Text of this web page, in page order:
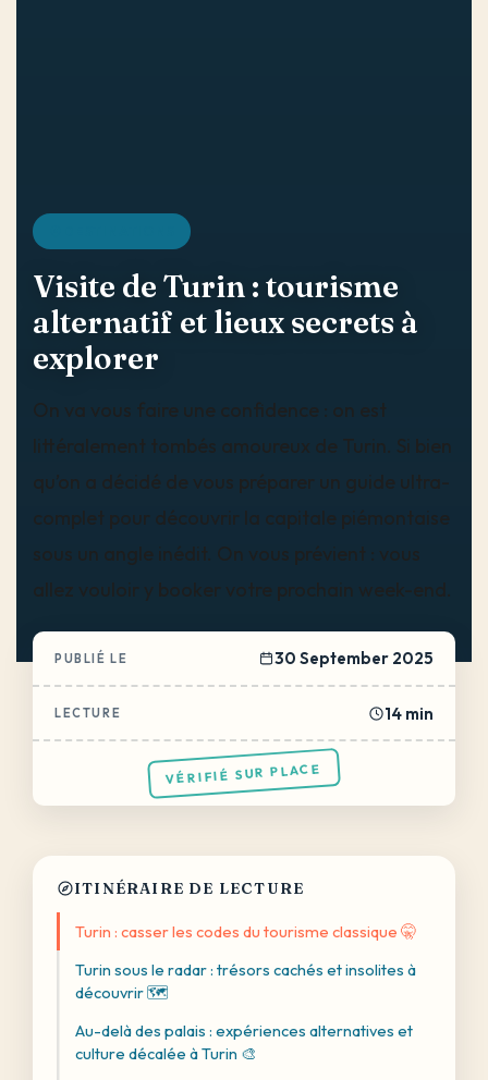
Visite de Turin : tourisme
alternatif et lieux secrets à
explorer
On va vous faire une confidence : on est
littéralement tombés amoureux de Turin. Si bien
qu’on a décidé de vous préparer un guide ultra-
complet pour découvrir la capitale piémontaise
sous un angle inédit. On vous prévient : vous
allez vouloir y booker votre prochain week-end.
PUBLIÉ LE 30 September 2025
LECTURE 14 min
VÉRIFIÉ SUR PLACE
ITINÉRAIRE DE LECTURE
Turin : casser les codes du tourisme classique 🤫
Turin sous le radar : trésors cachés et insolites à
découvrir 🗺️
Au-delà des palais : expériences alternatives et
culture décalée à Turin 🎨